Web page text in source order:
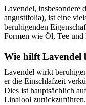
Lavendel, insbesondere
angustifolia), ist eine
beruhigenden
Formen wie Öl, Tee
Wie hilft Lavendel
Lavendel wirkt
er die Einschlafzeit
Dies ist hauptsächlich
Linalool zurückzuführen.